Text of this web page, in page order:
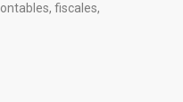
fiscales,